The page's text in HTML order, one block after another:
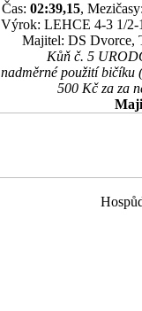
Čas: 02:39,15,
Výrok: LEHCE 4-3 1/2-
Majitel: DS Dvorce,
Kůň č. 5
použití
500 Kč za za